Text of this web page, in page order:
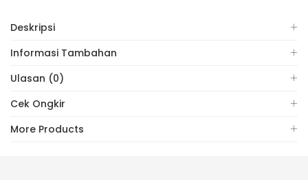
Deskripsi
Informasi Tambahan
Ulasan (0)
Cek Ongkir
More Products